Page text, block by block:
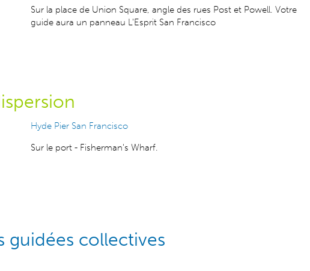
Sur la place de Union Square, angle des rues Post et Powell. Votre
guide aura un panneau L'Esprit San Francisco
Hyde Pier San Francisco
Sur le port - Fisherman's Wharf.
guidées collectives